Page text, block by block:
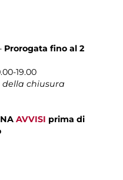
Prorogata fino al 2
19.00
della chiusura
AVVISI prima di